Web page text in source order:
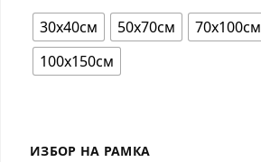
30х40см 50х70см 70х100см
100x150см
ИЗБОР НА РАМКА